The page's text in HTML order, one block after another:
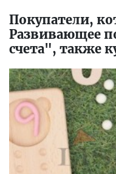
Покупатели,
Развивающее
счета", также